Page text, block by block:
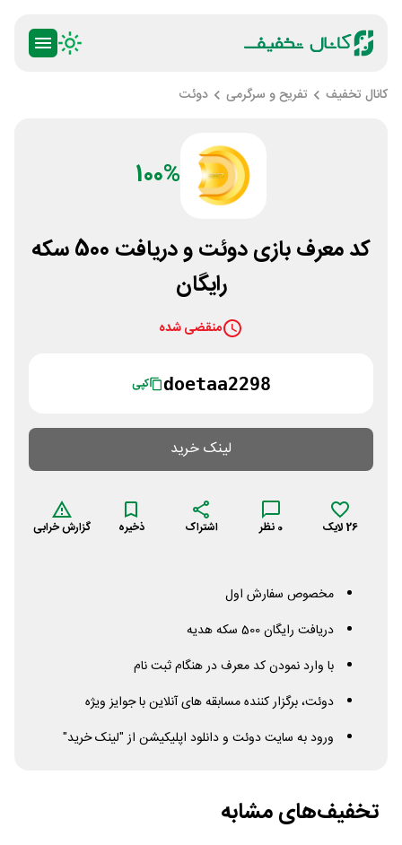
کانال تخفیف تفریح و سرگرمی دوئت
100%
کد معرف بازی دوئت و دریافت 500 سکه
رایگان
منقضی شده
doetaa2298 کپی
لینک خرید
26 لایک 0 نظر اشتراک ذخیره گزارش خرابی
مخصوص سفارش اول
دریافت رایگان 500 سکه هدیه
با وارد نمودن کد معرف در هنگام ثبت نام
دوئت، برگزار کننده مسابقه های آنلاین با جوایز ویژه
ورود به سایت دوئت و دانلود اپلیکیشن از "لینک خرید"
تخفیف‌های مشابه